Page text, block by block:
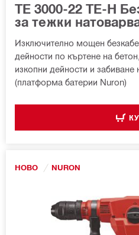
TE 3000-22 TE-H
за тежки
Изключително мощен
дейности по къртене на
изкопни дейности и забиване
(платформа батерии Nuron)
НОВО NURON